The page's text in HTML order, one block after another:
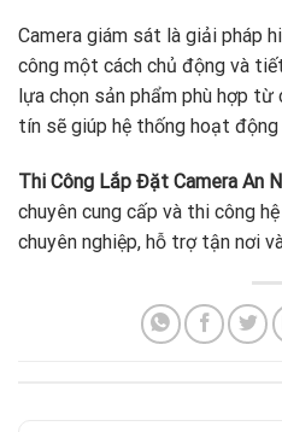
Camera giám sát là giải pháp
công một cách chủ động và
lựa chọn sản phẩm phù hợp từ
tín sẽ giúp hệ thống hoạt động
Thi Công Lắp Đặt Camera An
chuyên cung cấp và thi công
chuyên nghiệp, hỗ trợ tận nơi